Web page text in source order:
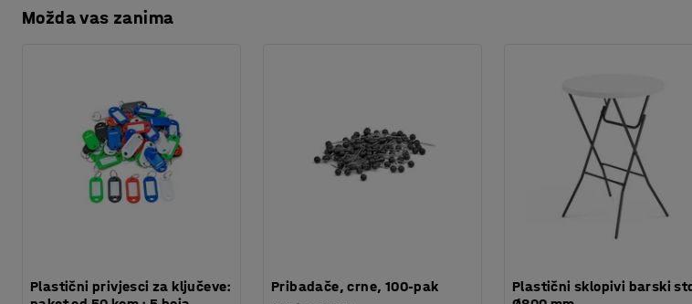
Možda vas zanima
Plastični privjesci za ključeve:
Pribadače, crne, 100-pak
Plastični sklopivi barski